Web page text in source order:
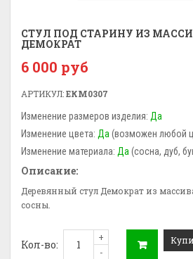
СТУЛ ПОД СТАРИНУ ИЗ
ДЕМОКРАТ
6 000 руб
АРТИКУЛ:ЕКМ0307
Изменение размеров изделия: Да
Изменение цвета: Да (возможен любой
Изменение материала: Да (сосна, дуб,
Описание:
Деревянный стул Демократ из
сосны.
Кол-во:
+
-